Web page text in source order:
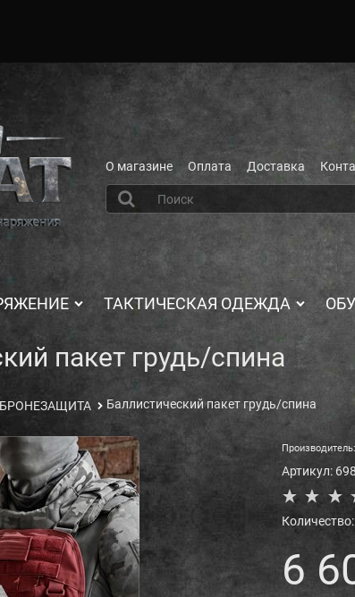
О магазине Оплата Доставка
ТАКТИЧЕСКАЯ ОДЕЖДА
пакет грудь/спина
БРОНЕЗАЩИТА Баллистический пакет грудь/спина
Производитель:
Артикул:
Количество:
6